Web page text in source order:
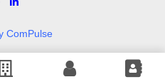
ComPulse
droits réservés.